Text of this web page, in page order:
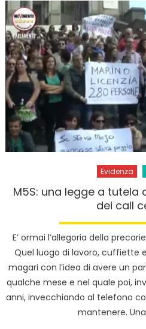
Evidenza
M5S: una legge a tutela
dei call
E’ ormai l’allegoria della
Quel luogo di lavoro, cuffiette
magari con l’idea di avere un
qualche mese e nel quale poi,
anni, invecchiando al telefono
mantenere.